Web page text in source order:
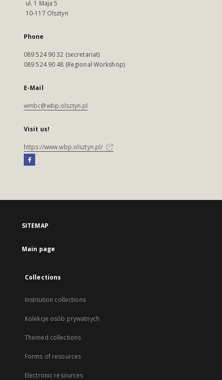
ul. 1 Maja 5
10-117 Olsztyn
Phone
089 524 90 32 (secretariat)
089 524 90 48 (Regional Workshop)
E-Mail
wmbc@wbp.olsztyn.pl
Visit us!
https://www.wbp.olsztyn.pl/
SITEMAP
Main page
Collections
Institution collections
Kolekcje osób prywatnych
Themed collections
Forms of resources
Electronic resources